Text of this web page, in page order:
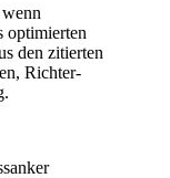
optimierten
den zitierten
Richter-